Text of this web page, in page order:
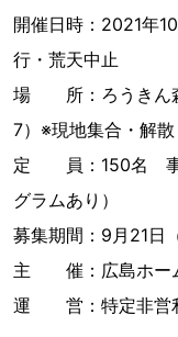
開催日時：2021年
行・荒天中止
場 所：ろうきん森
7）※現地集合・解散
定 員：150名 事
グラムあり）
募集期間：9月21日
主 催：広島ホー
運 営：特定非営利